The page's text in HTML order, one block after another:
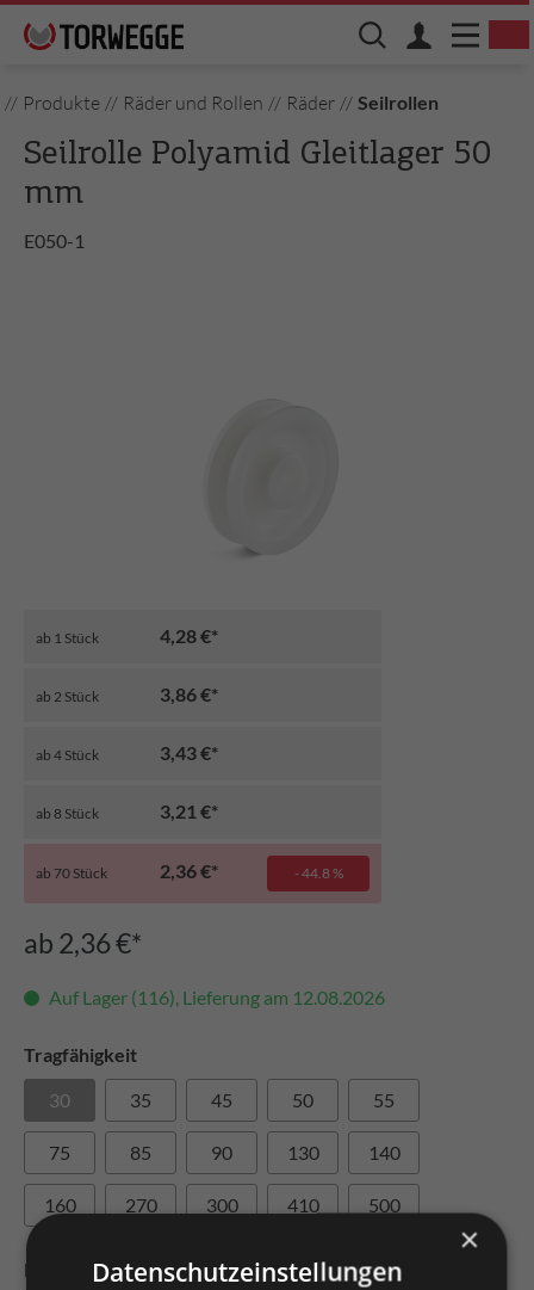
// Produkte // Räder und Rollen // Räder // Seilrollen
Seilrolle Polyamid Gleitlager 50
mm
E050-1
ab 2,36 €*
Auf Lager (116), Lieferung am 12.08.2026
Tragfähigkeit
30
35 45 50 55
75 85 90 130 140
160 270 300 410 500
Raddurchmesser
ab 1 Stück 4,28 €*
ab 2 Stück 3,86 €*
ab 4 Stück 3,43 €*
ab 8 Stück 3,21 €*
ab 70 Stück 2,36 €* - 44.8 %
×
Datenschutzeinstellungen